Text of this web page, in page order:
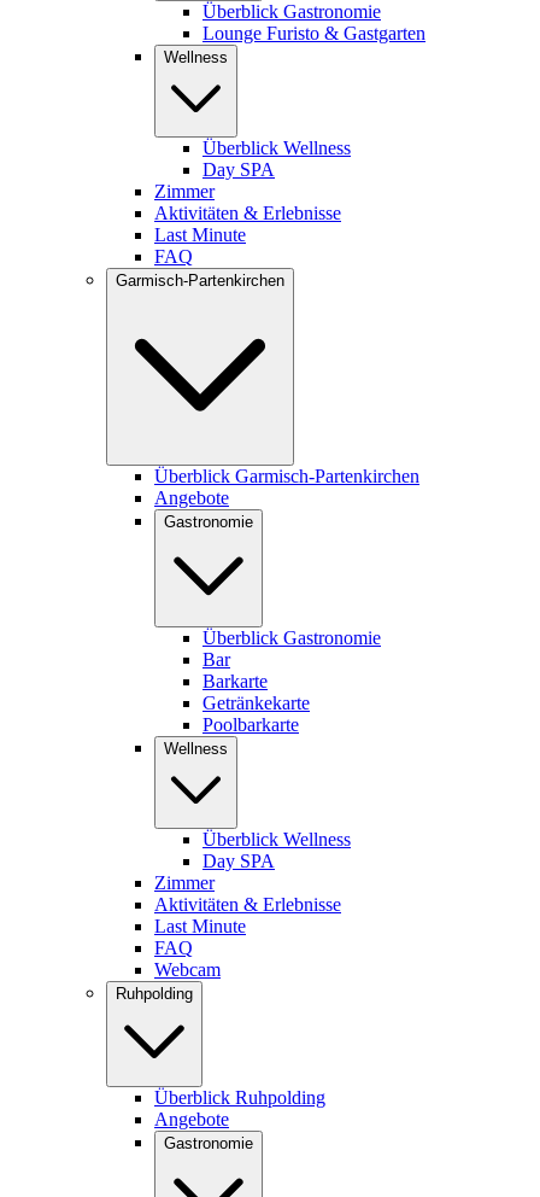
Überblick Gastronomie
Lounge Furisto & Gastgarten
Wellness
Überblick Wellness
Day SPA
Zimmer
Aktivitäten & Erlebnisse
Last Minute
FAQ
Garmisch-Partenkirchen
Überblick Garmisch-Partenkirchen
Angebote
Gastronomie
Überblick Gastronomie
Bar
Barkarte
Getränkekarte
Poolbarkarte
Wellness
Überblick Wellness
Day SPA
Zimmer
Aktivitäten & Erlebnisse
Last Minute
FAQ
Webcam
Ruhpolding
Überblick Ruhpolding
Angebote
Gastronomie